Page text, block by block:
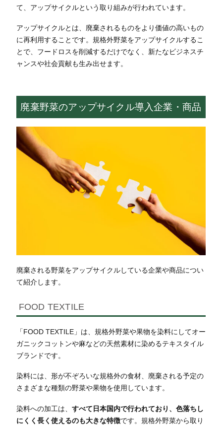
て、アップサイクルという取り組みが行われています。
アップサイクルとは、廃棄されるものをより価値の高いもの
に再利用することです。規格外野菜をアップサイクルするこ
とで、フードロスを削減するだけでなく、新たなビジネスチ
ャンスや社会貢献も生み出せます。
廃棄野菜のアップサイクル導入企業・商品
廃棄される野菜をアップサイクルしている企業や商品につい
て紹介します。
FOOD TEXTILE
「FOOD TEXTILE」は、規格外野菜や果物を染料にしてオー
ガニックコットンや麻などの天然素材に染めるテキスタイル
ブランドです。
染料には、形が不ぞろいな規格外の食材、廃棄される予定の
さまざまな種類の野菜や果物を使用しています。
染料への加工は、 すべて日本国内で行われており、色落ちし
にくく長く使えるのも大きな特徴です。規格外野菜から取り